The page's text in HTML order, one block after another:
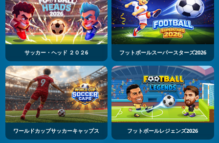
サッカー・ヘッド ２０２6 フットボールスーパースターズ2026
ワールドカップサッカーキャップス フットボールレジェンズ2026